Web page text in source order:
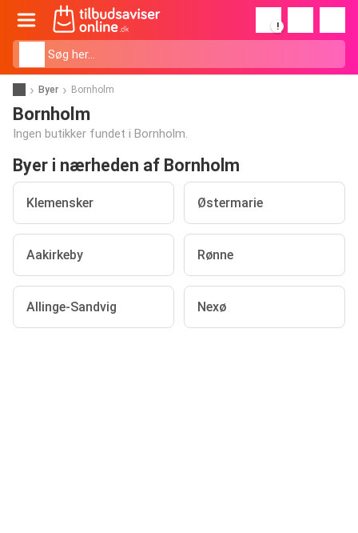
!
Byer Bornholm
Bornholm
Ingen butikker fundet i Bornholm.
Byer i nærheden af Bornholm
Klemensker Østermarie
Aakirkeby Rønne
Allinge-Sandvig Nexø